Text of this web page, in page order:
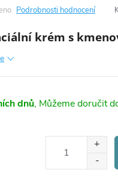
Podrobnosti hodnocení
krém s
dnů